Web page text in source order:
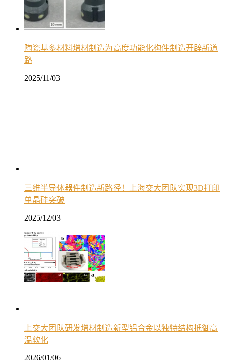
陶瓷基多材料增材制造为高度功能化构件制造开辟新道
路
2025/11/03
三维半导体器件制造新路径！上海交大团队实现3D打印
单晶硅突破
2025/12/03
上交大团队研发增材制造新型铝合金以独特结构抵御高
温软化
2026/01/06